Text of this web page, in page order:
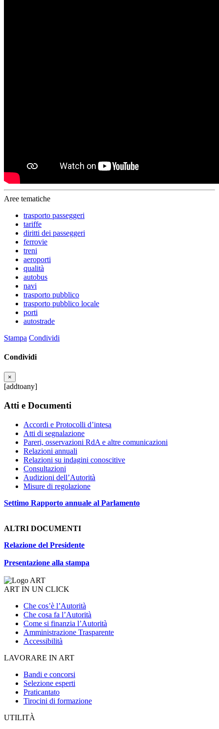
Aree tematiche
trasporto passeggeri
tariffe
diritti dei passeggeri
ferrovie
treni
aeroporti
qualità
autobus
navi
trasporto pubblico
trasporto pubblico locale
porti
autostrade
Stampa Condividi
Condividi
×
[addtoany]
Atti e Documenti
Accordi e Protocolli d’intesa
Atti di segnalazione
Pareri, osservazioni RdA e altre comunicazioni
Relazioni annuali
Relazioni su indagini conoscitive
Consultazioni
Audizioni dell’Autorità
Misure di regolazione
Settimo Rapporto annuale al Parlamento
ALTRI DOCUMENTI
Relazione del Presidente
Presentazione alla stampa
ART IN UN CLICK
Che cos’è l’Autorità
Che cosa fa l’Autorità
Come si finanzia l’Autorità
Amministrazione Trasparente
Accessibilità
LAVORARE IN ART
Bandi e concorsi
Selezione esperti
Praticantato
Tirocini di formazione
UTILITÀ